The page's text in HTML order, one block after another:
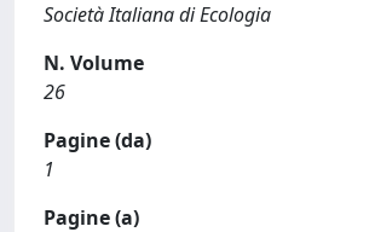
Società Italiana di Ecologia
N. Volume
26
Pagine (da)
1
Pagine (a)